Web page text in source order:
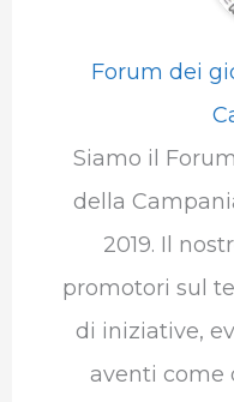
Forum dei
Siamo il
della
2019. Il
promotori sul
di iniziative,
aventi come